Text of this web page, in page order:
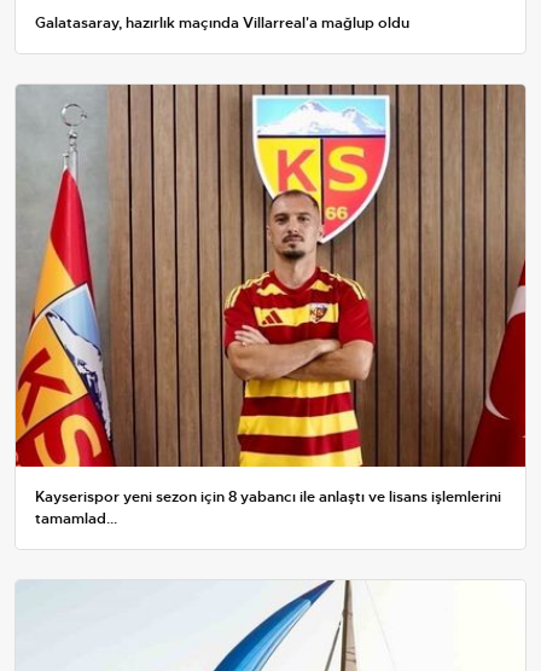
Galatasaray, hazırlık maçında Villarreal'a mağlup oldu
Kayserispor yeni sezon için 8 yabancı ile anlaştı ve lisans işlemlerini
tamamlad...